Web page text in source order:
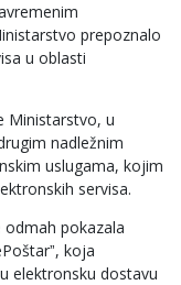
prepoznalo
u oblasti
Ministarstvo, u
nadležnim
uslugama, kojim
servisa.
pokazala
koja
elektronsku dostavu